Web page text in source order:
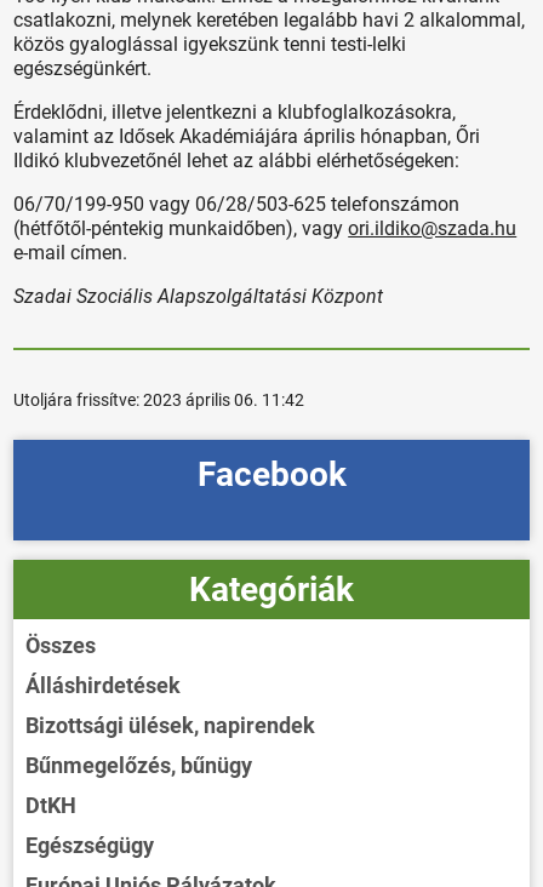
csatlakozni, melynek keretében legalább havi 2 alkalommal,
közös gyaloglással igyekszünk tenni testi-lelki
egészségünkért.
Érdeklődni, illetve jelentkezni a klubfoglalkozásokra,
valamint az Idősek Akadémiájára április hónapban, Őri
Ildikó klubvezetőnél lehet az alábbi elérhetőségeken:
06/70/199-950 vagy 06/28/503-625 telefonszámon
(hétfőtől-péntekig munkaidőben), vagyori.ildiko@szada.hu
e-mail címen.
Szadai Szociális Alapszolgáltatási Központ
Utoljára frissítve:2023 április 06. 11:42
Facebook
Kategóriák
Összes
Álláshirdetések
Bizottsági ülések, napirendek
Bűnmegelőzés, bűnügy
DtKH
Egészségügy